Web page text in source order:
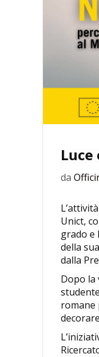
da
Unict,
grado e
della
dalla
Dopo la
romane